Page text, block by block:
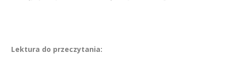
Lektura do przeczytania: